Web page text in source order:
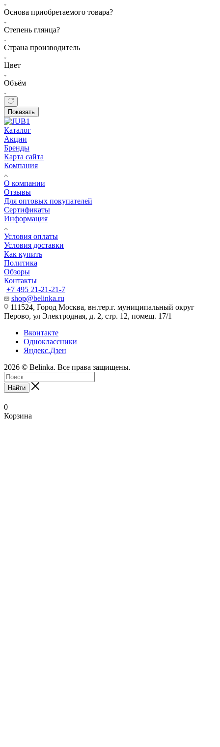
Основа приобретаемого товара?
Степень глянца?
Страна производитель
Цвет
Объём
Показать
Каталог
Акции
Бренды
Карта сайта
Компания
О компании
Отзывы
Для оптовых покупателей
Сертификаты
Информация
Условия оплаты
Условия доставки
Как купить
Политика
Обзоры
Контакты
+7 495 21-21-21-7
shop@belinka.ru
111524, Город Москва, вн.тер.г. муниципальный округ
Перово, ул Электродная, д. 2, стр. 12, помещ. 17/1
Вконтакте
Одноклассники
Яндекс.Дзен
2026 © Belinka. Все права защищены.
Найти
0
Корзина